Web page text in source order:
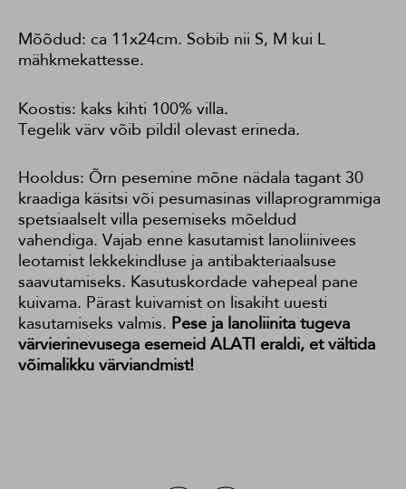
Mõõdud: ca 11x24cm. Sobib nii S, M kui L
mähkmekattesse.
Koostis: kaks kihti 100% villa.
Tegelik värv võib pildil olevast erineda.
Hooldus: Õrn pesemine mõne nädala tagant 30
kraadiga käsitsi või pesumasinas villaprogrammiga
spetsiaalselt villa pesemiseks mõeldud
vahendiga. Vajab enne kasutamist lanoliinivees
leotamist lekkekindluse ja antibakteriaalsuse
saavutamiseks. Kasutuskordade vahepeal pane
kuivama. Pärast kuivamist on lisakiht uuesti
kasutamiseks valmis. Pese ja lanoliinita tugeva
värvierinevusega esemeid ALATI eraldi, et vältida
võimalikku värviandmist!